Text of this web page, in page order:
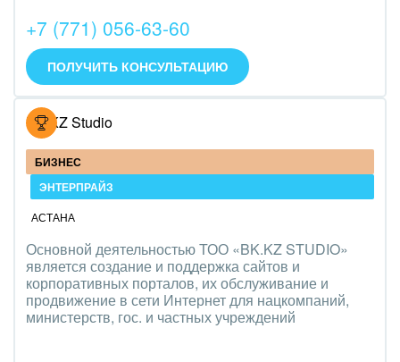
+7 (771) 056-63-60
ПОЛУЧИТЬ КОНСУЛЬТАЦИЮ
BK.KZ Studio
БИЗНЕС
ЭНТЕРПРАЙЗ
АСТАНА
Основной деятельностью ТОО «BK.KZ STUDIO»
является создание и поддержка сайтов и
корпоративных порталов, их обслуживание и
продвижение в сети Интернет для нацкомпаний,
министерств, гос. и частных учреждений